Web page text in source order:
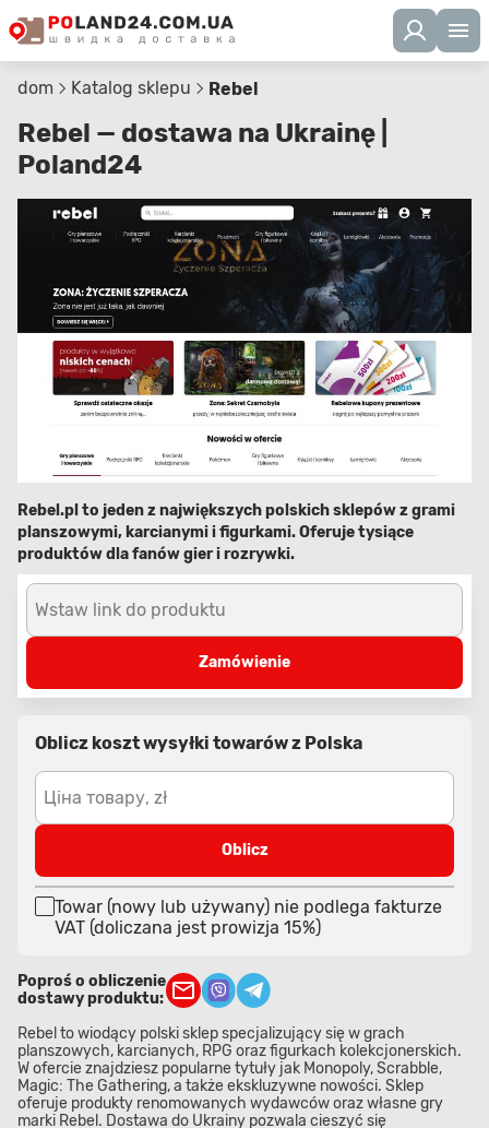
dom Katalog sklepu Rebel
Rebel — dostawa na Ukrainę |
Poland24
Rebel.pl to jeden z największych polskich sklepów z grami
planszowymi, karcianymi i figurkami. Oferuje tysiące
produktów dla fanów gier i rozrywki.
Wstaw link do produktu
Zamówienie
Oblicz koszt wysyłki towarów z Polska
Ціна товару, zł
Oblicz
Towar (nowy lub używany) nie podlega fakturze
VAT (doliczana jest prowizja 15%)
Poproś o obliczenie
dostawy produktu:
Rebel to wiodący polski sklep specjalizujący się w grach
planszowych, karcianych, RPG oraz figurkach kolekcjonerskich.
W ofercie znajdziesz popularne tytuły jak Monopoly, Scrabble,
Magic: The Gathering, a także ekskluzywne nowości. Sklep
oferuje produkty renomowanych wydawców oraz własne gry
marki Rebel. Dostawa do Ukrainy pozwala cieszyć się